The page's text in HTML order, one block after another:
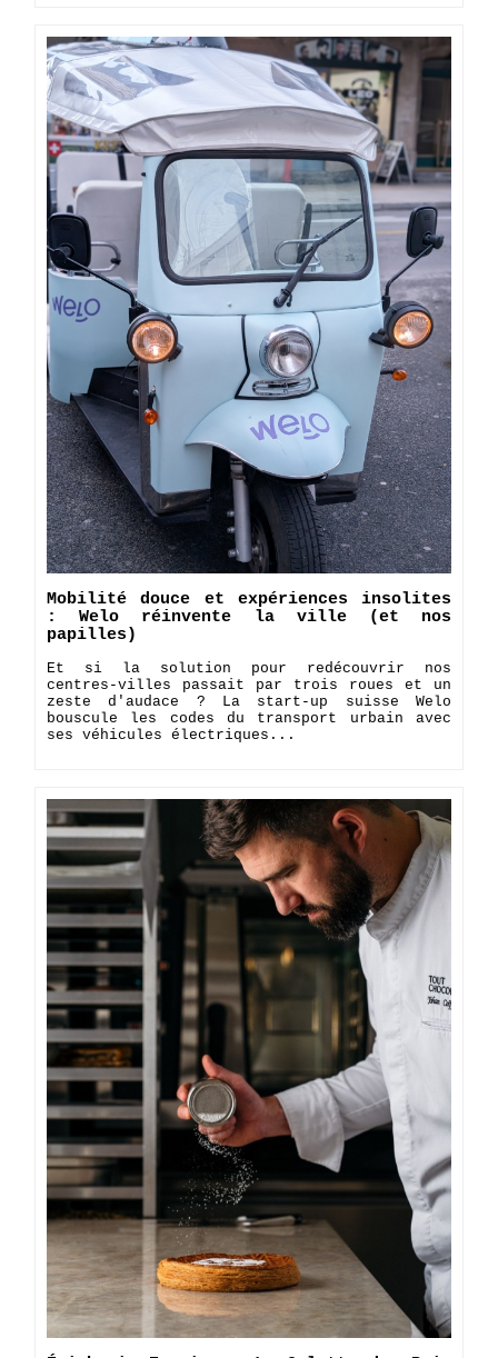
Mobilité douce et expériences insolites
: Welo réinvente la ville (et nos
papilles)
​Et si la solution pour redécouvrir nos
centres-villes passait par trois roues et un
zeste d'audace ? La start-up suisse Welo
bouscule les codes du transport urbain avec
ses véhicules électriques...